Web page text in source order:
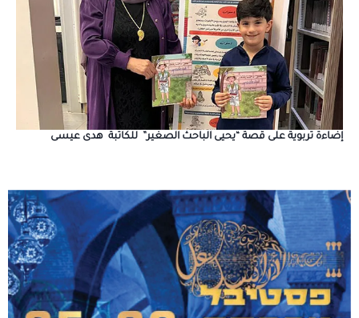
إضاءة تربوية على قصة “يحيى الباحث الصغير” للكاتبة هدى عيسى